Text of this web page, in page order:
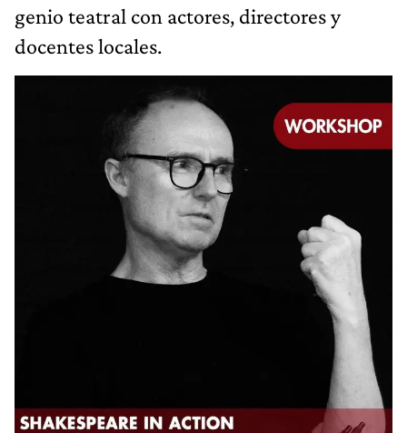
genio teatral con actores, directores y
docentes locales.